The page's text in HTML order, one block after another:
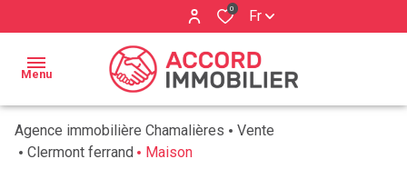
0 Fr
Menu
ACCUEIL
Agence immobilière Chamalières
Vente
Clermont ferrand
Maison